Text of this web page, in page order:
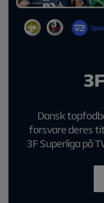
Dansk
forsvare deres
3F Superliga på